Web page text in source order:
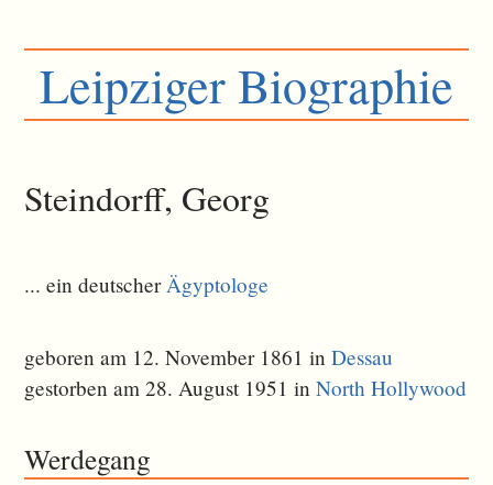
Leipziger Biographie
Steindorff, Georg
... ein deutscher Ägyptologe
geboren am 12. November 1861 inDessau
gestorben am 28. August 1951 inNorth Hollywood
Werdegang